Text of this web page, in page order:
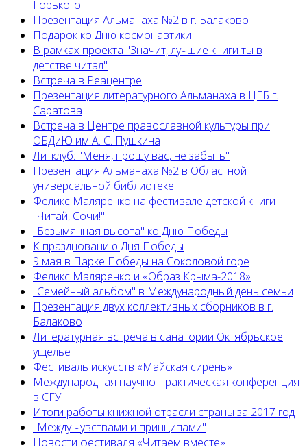
Горького
Презентация Альманаха №2 в г. Балаково
Подарок ко Дню космонавтики
В рамках проекта "Значит, лучшие книги ты в
детстве читал"
Встреча в Реацентре
Презентация литературного Альманаха в ЦГБ г.
Саратова
Встреча в Центре православной культуры при
ОБДиЮ им А. С. Пушкина
Литклуб: "Меня, прошу вас, не забыть"
Презентация Альманаха №2 в Областной
универсальной библиотеке
Феликс Маляренко на фестивале детской книги
"Читай, Сочи!"
"Безымянная высота" ко Дню Победы
К празднованию Дня Победы
9 мая в Парке Победы на Соколовой горе
Феликс Маляренко и «Образ Крыма-2018»
"Семейный альбом" в Международный день семьи
Презентация двух коллективных сборников в г.
Балаково
Литературная встреча в санатории Октябрьское
ущелье
Фестиваль искусств «Майская сирень»
Международная научно-практическая конференция
в СГУ
Итоги работы книжной отрасли страны за 2017 год
"Между чувствами и принципами"
Новости фестиваля «Читаем вместе»